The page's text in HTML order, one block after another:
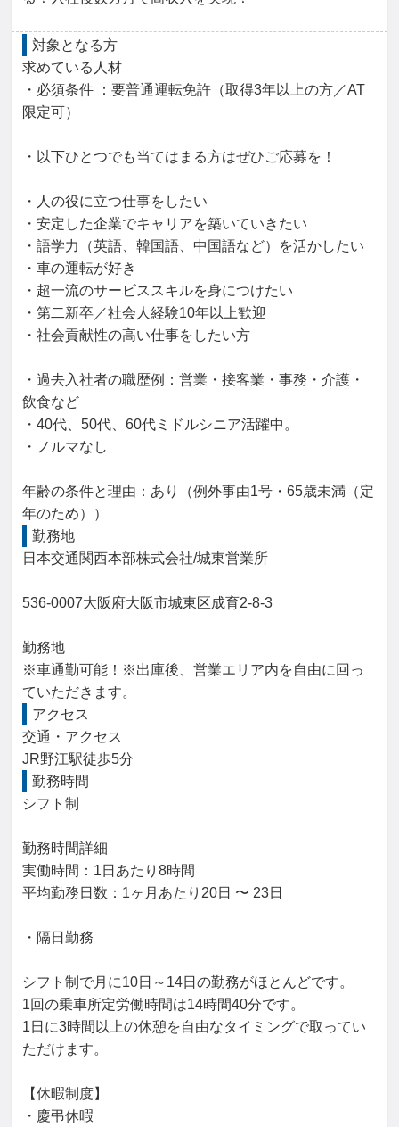
対象となる方
求めている人材
・必須条件 ：要普通運転免許（取得3年以上の方／AT
限定可）
・以下ひとつでも当てはまる方はぜひご応募を！
・人の役に立つ仕事をしたい
・安定した企業でキャリアを築いていきたい
・語学力（英語、韓国語、中国語など）を活かしたい
・車の運転が好き
・超一流のサービススキルを身につけたい
・第二新卒／社会人経験10年以上歓迎
・社会貢献性の高い仕事をしたい方
・過去入社者の職歴例：営業・接客業・事務・介護・
飲食など
・40代、50代、60代ミドルシニア活躍中。
・ノルマなし
年齢の条件と理由：あり（例外事由1号・65歳未満（定
年のため））
勤務地
日本交通関西本部株式会社/城東営業所
536-0007大阪府大阪市城東区成育2-8-3
勤務地
※車通勤可能！※出庫後、営業エリア内を自由に回っ
ていただきます。
アクセス
交通・アクセス
JR野江駅徒歩5分
勤務時間
シフト制
勤務時間詳細
実働時間：1日あたり8時間
平均勤務日数：1ヶ月あたり20日 〜 23日
・隔日勤務
シフト制で月に10日～14日の勤務がほとんどです。
1回の乗車所定労働時間は14時間40分です。
1日に3時間以上の休憩を自由なタイミングで取ってい
ただけます。
【休暇制度】
・慶弔休暇